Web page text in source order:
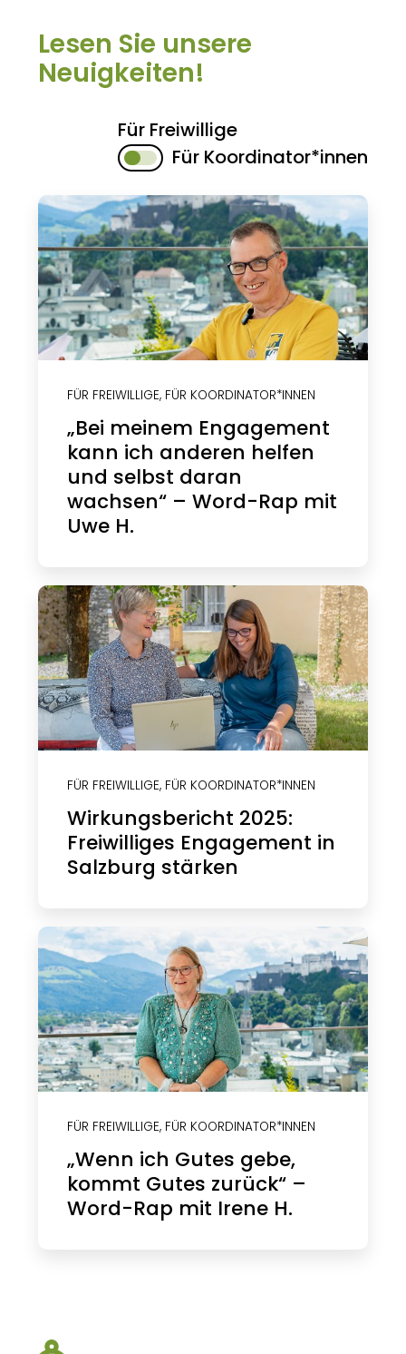
Lesen Sie unsere
Neuigkeiten!
Für Freiwillige
Für Koordinator*innen
FÜR FREIWILLIGE, FÜR KOORDINATOR*INNEN
„Bei meinem Engagement
kann ich anderen helfen
und selbst daran
wachsen“ – Word-Rap mit
Uwe H.
FÜR FREIWILLIGE, FÜR KOORDINATOR*INNEN
Wirkungsbericht 2025:
Freiwilliges Engagement in
Salzburg stärken
FÜR FREIWILLIGE, FÜR KOORDINATOR*INNEN
„Wenn ich Gutes gebe,
kommt Gutes zurück“ –
Word-Rap mit Irene H.